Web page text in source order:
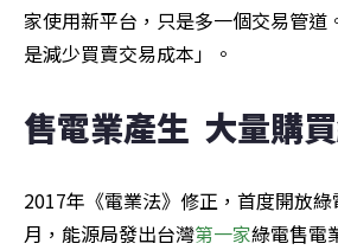
家使用新平台，只是多一個交易管道
是減少買賣交易成本」。
售電業產生  大量購
2017年《電業法》修正，首度開放
月，能源局發出台灣第一家綠電售電